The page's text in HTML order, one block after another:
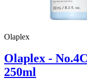
Olaplex
Olaplex -
250ml